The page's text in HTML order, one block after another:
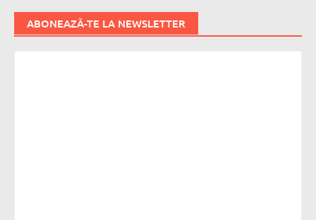
ABONEAZĂ-TE LA NEWSLETTER